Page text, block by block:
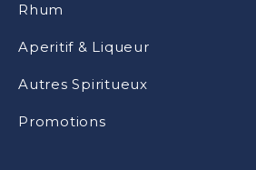
Rhum
Aperitif & Liqueur
Autres Spiritueux
Promotions